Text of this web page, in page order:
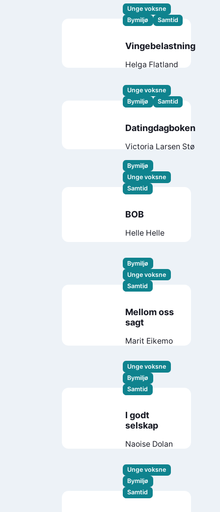
Unge voksne
Bymiljø
Samtid
Vingebelastning
Helga Flatland
Unge voksne
Bymiljø
Samtid
Datingdagboken
Victoria Larsen Stø
Bymiljø
Unge voksne
Samtid
BOB
Helle Helle
Bymiljø
Unge voksne
Samtid
Mellom oss
sagt
Marit Eikemo
Unge voksne
Bymiljø
Samtid
I godt
selskap
Naoise Dolan
Unge voksne
Bymiljø
Samtid